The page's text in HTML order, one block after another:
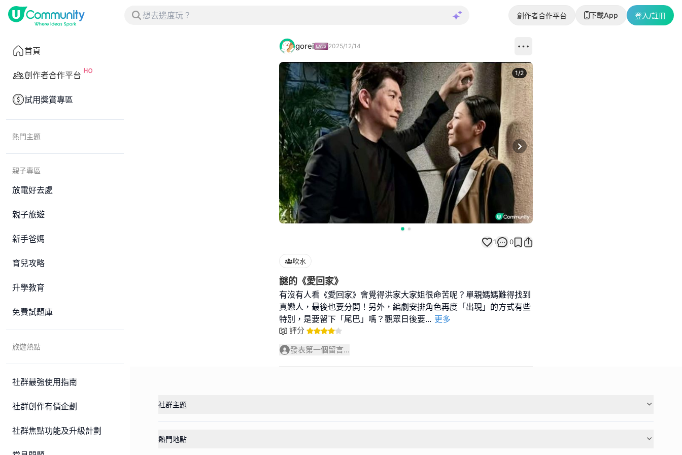
創作者合作平台 下載App 登入/註冊
首頁
創作者合作平台
試用獎賞專區
熱門主題
親子專區
放電好去處
親子旅遊
新手爸媽
育兒攻略
升學教育
免費試題庫
旅遊熱點
社群最強使用指南
社群創作有價企劃
社群焦點功能及升級計劃
gorei 2025/12/14
Next slide
1/2
1 0
吹水
謎的《愛回家》
有沒有人看《愛回家》會覺得洪家大家姐很命苦呢？單親媽媽難得找到
真戀人，最後也要分開！另外，編劇安排角色再度「出現」的方式有些
特別，是要留下「尾巴」嗎？觀眾日後要... 更多
評分
發表第一個留言...
社群主題
熱門地點